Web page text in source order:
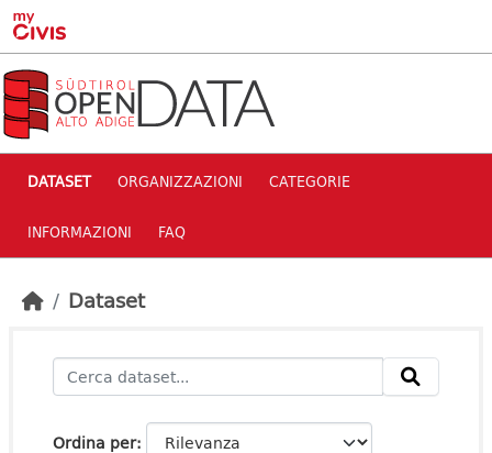
Skip to main content
DATASET ORGANIZZAZIONI CATEGORIE
INFORMAZIONI FAQ
Dataset
Ordina per